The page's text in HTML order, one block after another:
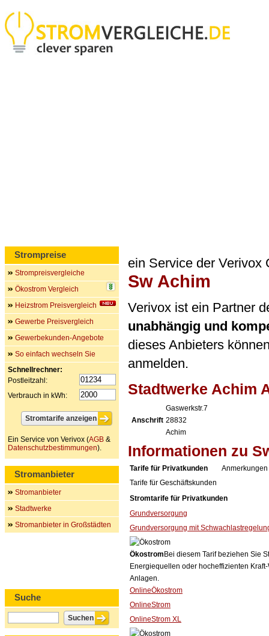
ein Service der Verivox
Sw Achim
Verivox ist ein Partner
unabhängig und
dieses Anbieters
anmelden.
Stadtwerke Achim
Anschrift
Gaswerkstr.7
28832
Achim
Informationen zu
Tarife für Privatkunden
Tarife für Geschäftskunden
Stromtarife für Privatkunden
Grundversorgung
Grundversorgung mit
Ökostrom Bei diesem Tarif beziehen Sie
Energiequellen oder hocheffizienten
Anlagen.
OnlineÖkostrom
OnlineStrom
OnlineStrom XL
Strompreise
Strompreisvergleiche
Ökostrom Vergleich
Heizstrom Preisvergleich
Gewerbe Preisvergleich
Gewerbekunden-Angebote
So einfach wechseln Sie
Schnellrechner:
Postleitzahl:
Verbrauch in kWh:
Ein Service von Verivox (AGB &
Datenschutzbestimmungen).
Stromanbieter
Stromanbieter
Stadtwerke
Stromanbieter in Großstädten
Suche